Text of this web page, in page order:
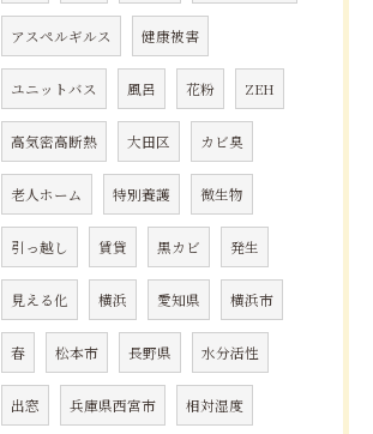
アスペルギルス 健康被害
ユニットバス 風呂 花粉 ZEH
高気密高断熱 大田区 カビ臭
老人ホーム 特別養護 微生物
引っ越し 賃貸 黒カビ 発生
見える化 横浜 愛知県 横浜市
春 松本市 長野県 水分活性
出窓 兵庫県西宮市 相対湿度